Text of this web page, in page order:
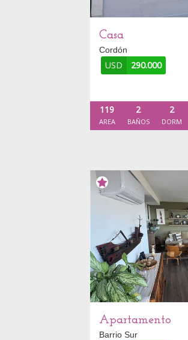
Casa
Cordón
USD 290.000
119
AREA
2
BAÑOS
2
DORM
Apartamento
Barrio Sur